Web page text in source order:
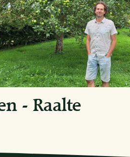
- Raalte